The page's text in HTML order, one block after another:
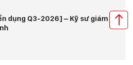
dụng Q3-2026] – Kỹ sư giám